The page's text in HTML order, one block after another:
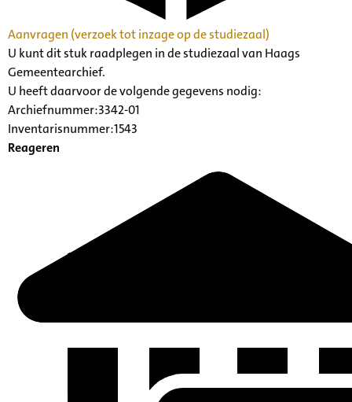
Aanvragen (verzoek tot inzage op de studiezaal)
U kunt dit stuk raadplegen in de studiezaal van Haags
Gemeentearchief.
U heeft daarvoor de volgende gegevens nodig:
Archiefnummer:3342-01
Inventarisnummer:1543
Reageren